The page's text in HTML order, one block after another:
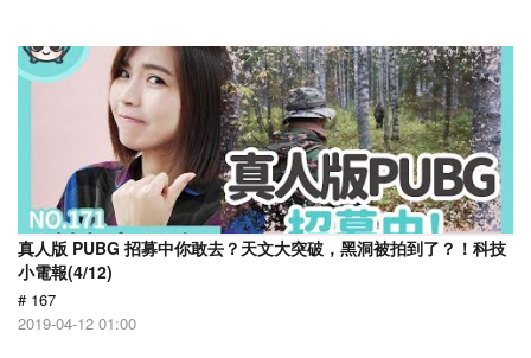
真人版 PUBG 招募中你敢去？天文大突破，黑洞被拍到了？！科技
小電報(4/12)
# 167
2019-04-12 01:00